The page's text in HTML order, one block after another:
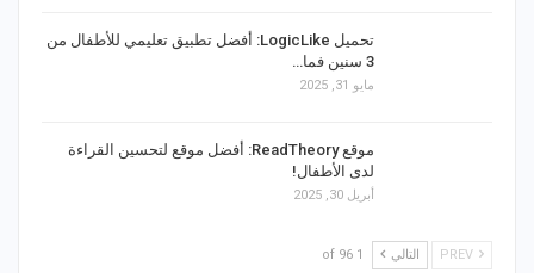
تحميل LogicLike: أفضل تطبيق تعليمي للأطفال من
3 سنين فما…
مايو 31, 2025
موقع ReadTheory: أفضل موقع لتحسين القراءة
لدى الأطفال!
أبريل 30, 2025
التالي 1 of 96